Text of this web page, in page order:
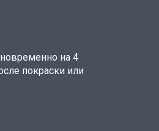
на 4
покраски или